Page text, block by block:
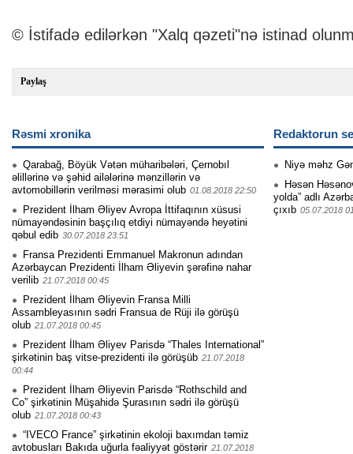
© İstifadə edilərkən "Xalq qəzeti"nə istinad
Paylaş
Rəsmi xronika
Qarabağ, Böyük Vətən müharibələri, Çernobıl
əlillərinə və şəhid ailələrinə mənzillərin və
avtomobillərin verilməsi mərasimi olub 01.08.2018 22:50
Prezident İlham Əliyev Avropa İttifaqının xüsusi
nümayəndəsinin başçılıq etdiyi nümayəndə heyətini
qəbul edib 30.07.2018 23:51
Fransa Prezidenti Emmanuel Makronun adından
Azərbaycan Prezidenti İlham Əliyevin şərəfinə nahar
verilib 21.07.2018 00:45
Prezident İlham Əliyevin Fransa Milli
Assambleyasının sədri Fransua de Rüji ilə görüşü
olub 21.07.2018 00:45
Prezident İlham Əliyev Parisdə “Thales International”
şirkətinin baş vitse-prezidenti ilə görüşüb 21.07.2018
00:44
Prezident İlham Əliyevin Parisdə “Rothschild and
Co” şirkətinin Müşahidə Şurasının sədri ilə görüşü
olub 21.07.2018 00:43
“IVECO France” şirkətinin ekoloji baxımdan təmiz
avtobusları Bakıda uğurla fəaliyyət göstərir 21.07.2018
Redaktorun
Niyə məhz
Həsən
yolda” adlı
çıxıb 05.07.2018